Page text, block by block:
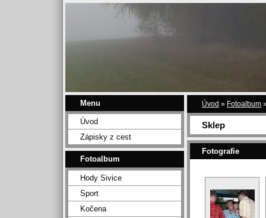
Menu
Úvod
Zápisky z cest
Fotoalbum
Hody Sivice
Sport
Kočena
Úvod » Fotoalbum
Sklep
Fotografie